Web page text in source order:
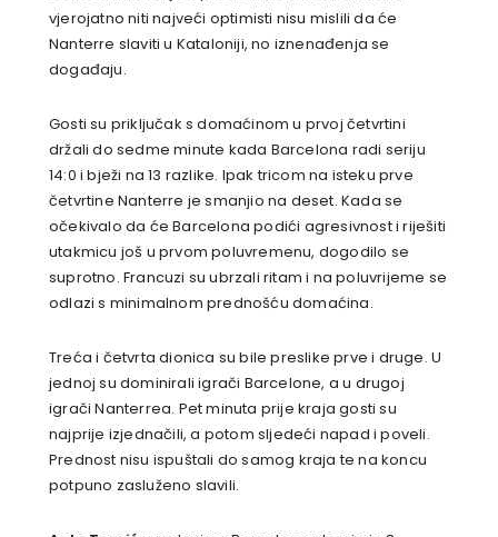
vjerojatno niti najveći optimisti nisu mislili da će
Nanterre slaviti u Kataloniji, no iznenađenja se
događaju.
Gosti su priključak s domaćinom u prvoj četvrtini
držali do sedme minute kada Barcelona radi seriju
14:0 i bježi na 13 razlike. Ipak tricom na isteku prve
četvrtine Nanterre je smanjio na deset. Kada se
očekivalo da će Barcelona podići agresivnost i riješiti
utakmicu još u prvom poluvremenu, dogodilo se
suprotno. Francuzi su ubrzali ritam i na poluvrijeme se
odlazi s minimalnom prednošću domaćina.
Treća i četvrta dionica su bile preslike prve i druge. U
jednoj su dominirali igrači Barcelone, a u drugoj
igrači Nanterrea. Pet minuta prije kraja gosti su
najprije izjednačili, a potom sljedeći napad i poveli.
Prednost nisu ispuštali do samog kraja te na koncu
potpuno zasluženo slavili.